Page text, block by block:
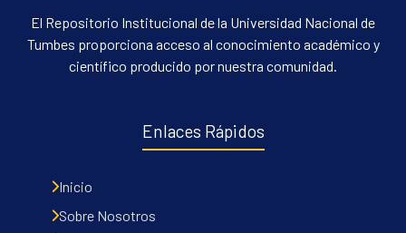
El Repositorio Institucional de la Universidad Nacional de
Tumbes proporciona acceso al conocimiento académico y
científico producido por nuestra comunidad.
Enlaces Rápidos
Inicio
Sobre Nosotros